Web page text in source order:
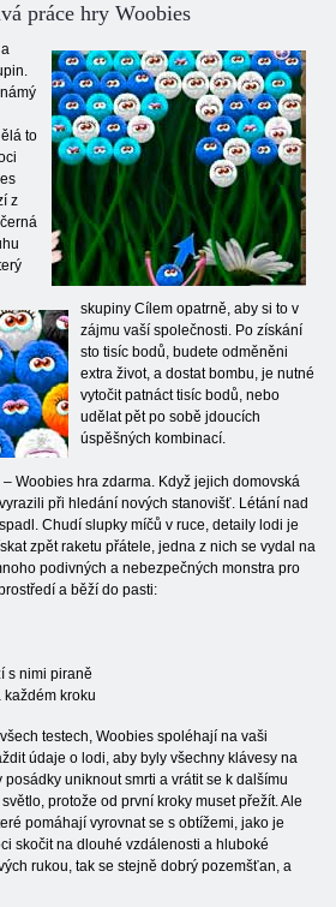
práce hry Woobies
to
z
skupiny Cílem opatrně, aby si to v
zájmu vaší společnosti. Po získání
sto tisíc bodů, budete odměněni
extra život, a dostat bombu, je nutné
vytočit patnáct tisíc bodů, nebo
udělat pět po sobě jdoucích
úspěšných kombinací.
Woobies hra zdarma. Když jejich domovská
při hledání nových stanovišť. Létání nad
Chudí slupky míčů v ruce, detaily lodi je
zpět raketu přátele, jedna z nich se vydal na
podivných a nebezpečných monstra pro
a běží do pasti:
s nimi piraně
kroku
testech, Woobies spoléhají na vaši
údaje o lodi, aby byly všechny klávesy na
uniknout smrti a vrátit se k dalšímu
protože od první kroky muset přežít. Ale
pomáhají vyrovnat se s obtížemi, jako je
skočit na dlouhé vzdálenosti a hluboké
rukou, tak se stejně dobrý pozemšťan, a